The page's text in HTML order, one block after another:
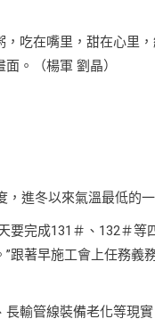
，吃在嘴里，甜在心里
。（楊軍 劉晶）
，進冬以來氣溫最低的一
要完成131＃、132＃
跟著早施工會上任務
輸管線裝備老化等現